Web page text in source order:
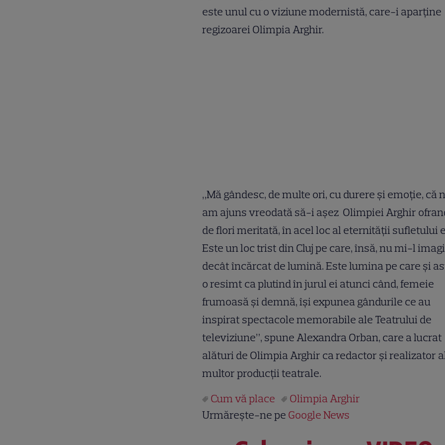
este unul cu o viziune modernistă, care-i aparţine
regizoarei Olimpia Arghir.
„Mă gândesc, de multe ori, cu durere şi emoţie, că
am ajuns vreodată să-i aşez Olimpiei Arghir
de flori meritată, în acel loc al eternităţii sufletului
Este un loc trist din Cluj pe care, însă, nu mi-l
decât încărcat de lumină. Este lumina pe care şi
o resimt ca plutind în jurul ei atunci când, femeie
frumoasă şi demnă, îşi expunea gândurile ce au
inspirat spectacole memorabile ale Teatrului de
televiziune”, spune Alexandra Orban, care a lucrat
alături de Olimpia Arghir ca redactor şi realizator
multor producţii teatrale.
Cum vă place
Olimpia Arghir
Urmărește-ne pe Google News